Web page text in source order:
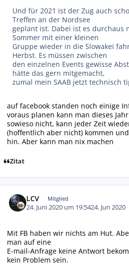
Und für 2021 ist der Zug auch
Treffen an der Nordsee
geplant ist. Dabei ist es durchaus
Sommer mit einer kleinen
Gruppe wieder in die Slowakei
Herbst. Es müssen zwischen
den einzelnen Events gewisse
hätte das gern mitgemacht,
zumal mein SAAB jetzt technisch
auf facebook standen noch einige
voraus planen kann man dieses
sowieso nicht, kann jeder Zeit
(hoffentlich aber nicht) kommen
hin. Aber kann man nix machen
Zitat
LCV Mitglied
24. Juni 2020 um 19:5424. Jun 2020
Mit FB haben wir nichts am Hut.
man auf eine
E-mail-Anfrage keine Antwort
kein Problem sein.